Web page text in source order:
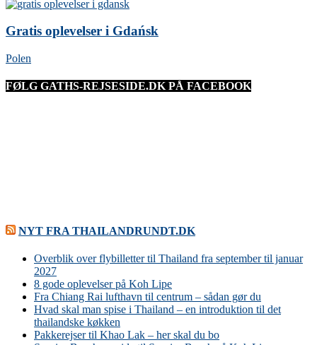
Gratis oplevelser i Gdańsk
Polen
FØLG GATHS-REJSESIDE.DK PÅ FACEBOOK
NYT FRA THAILANDRUNDT.DK
Overblik over flybilletter til Thailand fra september til januar
2027
8 gode oplevelser på Koh Lipe
Fra Chiang Rai lufthavn til centrum – sådan gør du
Hvad skal man spise i Thailand – en introduktion til det
thailandske køkken
Pakkerejser til Khao Lak – her skal du bo